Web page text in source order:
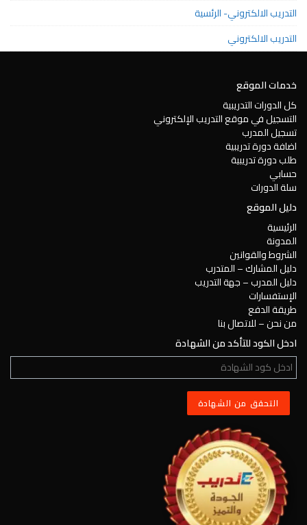
التدريب الالكتروني- الرئسية
التدريب الالكتروني
خدمات الموقع
كل الدورات التدريبية
التسجيل في موقع التدريب الإلكتروني
تسجيل المدرب
اضافة دورة تدريبية
طلب دورة تدريبية
حسابي
سلة الدورات
دليل الموقع
الرئيسية
المدونة
الشروط والقوانين
دليل المشارك – المتدرب
دليل المدرب – جهة التدريب
الإستفسارات
طريقة الدفع
من نحن – للاتصال بنا
ادخل الكود للتأكد من الشهادة